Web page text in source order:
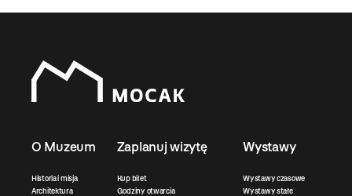
O Muzeum
Historia i misja
Architektura
Zaplanuj wizytę
Kup bilet
Godziny otwarcia
Wystawy
Wystawy czasowe
Wystawy stałe